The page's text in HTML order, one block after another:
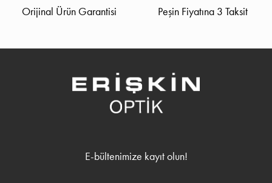
Orijinal Ürün Garantisi Peşin Fiyatına 3 Taksit
E-bültenimize kayıt olun!